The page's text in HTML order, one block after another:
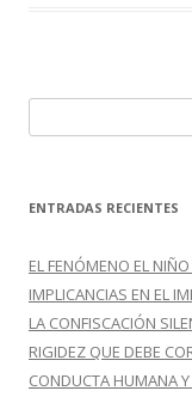
u
c
r
:
ENTRADAS RECIENTES
EL FENÓMENO EL
IMPLICANCIAS EN EL
LA CONFISCACIÓN
RIGIDEZ QUE DEBE
CONDUCTA HUMANA